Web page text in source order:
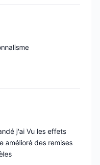
j'ai Vu les effets
amélioré des remises